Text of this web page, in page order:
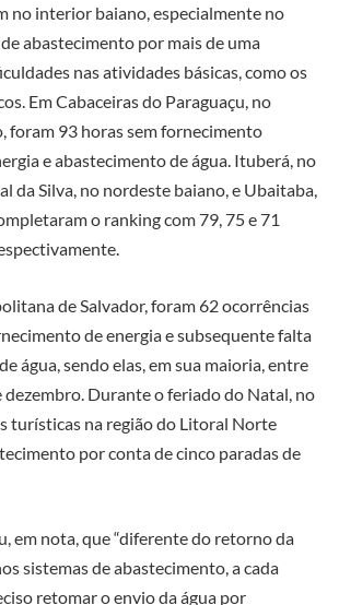
no interior baiano, especialmente no
abastecimento por mais de uma
nas atividades básicas, como os
Em Cabaceiras do Paraguaçu, no
foram 93 horas sem fornecimento
e abastecimento de água. Ituberá, no
da Silva, no nordeste baiano, e Ubaitaba,
o ranking com 79, 75 e 71
de Salvador, foram 62 ocorrências
de energia e subsequente falta
água, sendo elas, em sua maioria, entre
dezembro. Durante o feriado do Natal, no
turísticas na região do Litoral Norte
por conta de cinco paradas de
em nota, que “diferente do retorno da
sistemas de abastecimento, a cada
retomar o envio da água por